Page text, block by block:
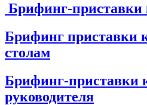
Брифинг-приставки
Брифинг приставки
столам
Брифинг-приставки
руководителя